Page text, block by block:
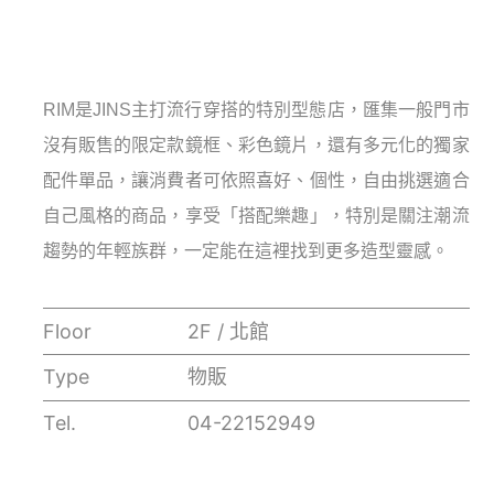
RIM是JINS主打流行穿搭的特別型態店，匯集一般門市
沒有販售的限定款鏡框、彩色鏡片，還有多元化的獨家
配件單品，讓消費者可依照喜好、個性，自由挑選適合
自己風格的商品，享受「搭配樂趣」，特別是關注潮流
趨勢的年輕族群，一定能在這裡找到更多造型靈感。
Floor
2F / 北館
Type
物販
Tel.
04-22152949